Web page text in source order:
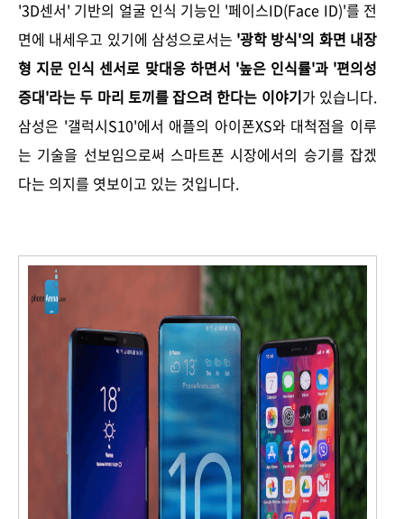
'3D센서' 기반의 얼굴 인식 기능인 '페이스ID(Face ID)'를 전
면에 내세우고 있기에 삼성으로서는 '광학 방식'의 화면 내장
형 지문 인식 센서로 맞대응 하면서 '높은 인식률'과 '편의성
증대'라는 두 마리 토끼를 잡으려 한다는 이야기가 있습니다.
삼성은 '갤럭시S10'에서 애플의 아이폰XS와 대척점을 이루
는 기술을 선보임으로써 스마트폰 시장에서의 승기를 잡겠
다는 의지를 엿보이고 있는 것입니다.